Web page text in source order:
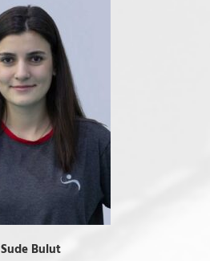
Sude Bulut